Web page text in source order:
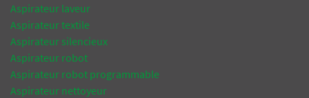
Aspirateur laveur
Aspirateur textile
Aspirateur silencieux
Aspirateur robot
Aspirateur robot programmable
Aspirateur nettoyeur